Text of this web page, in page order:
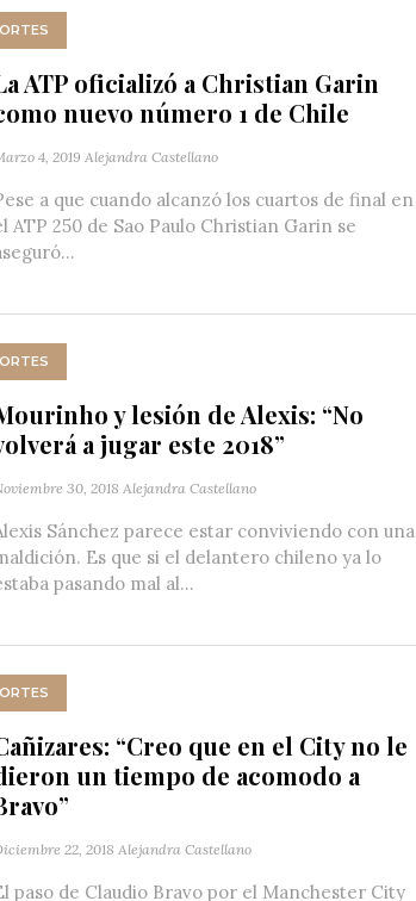
ATP oficializó a Christian Garin
nuevo número 1 de Chile
4, 2019 Alejandra Castellano
a que cuando alcanzó los cuartos de final en
ATP 250 de Sao Paulo Christian Garin se
y lesión de Alexis: “No
a jugar este 2018”
30, 2018 Alejandra Castellano
Sánchez parece estar conviviendo con una
Es que si el delantero chileno ya lo
pasando mal al...
“Creo que en el City no le
un tiempo de acomodo a
22, 2018 Alejandra Castellano
paso de Claudio Bravo por el Manchester City